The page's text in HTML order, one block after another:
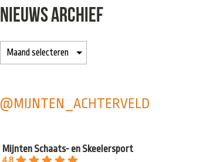
NIEUWS ARCHIEF
@MIJNTEN_ACHTERVELD
Mijnten Schaats- en Skeelersport
4.8